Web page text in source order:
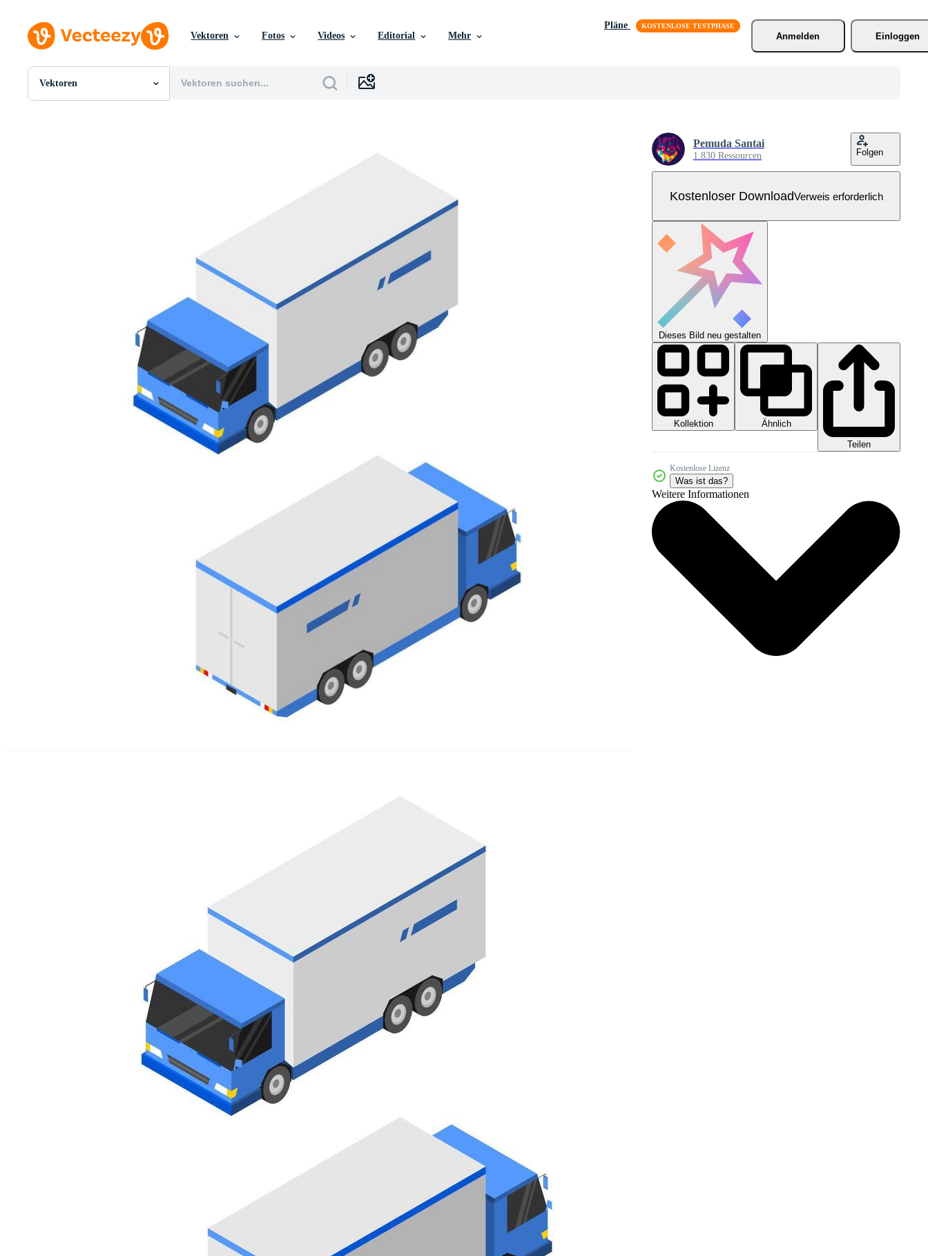
Vektoren Fotos Videos Editorial Mehr
Pläne
Anmelden
Einloggen
Vektoren
Alle Bilder
Pemuda Santai
1.830 Ressourcen Folgen
Kostenloser DownloadVerweis erforderlich
Dieses Bild neu gestalten
Kollektion
Ähnlich
Teilen
Kostenlose Lizenz
Was ist das?
Weitere Informationen